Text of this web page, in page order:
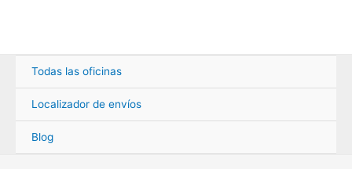
Todas las oficinas
Localizador de envíos
Blog